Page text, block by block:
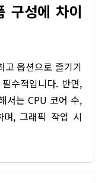
구성에 차이
고 옵션으로 즐기기
수적입니다. 반면,
서는 CPU 코어 수,
며, 그래픽 작업 시